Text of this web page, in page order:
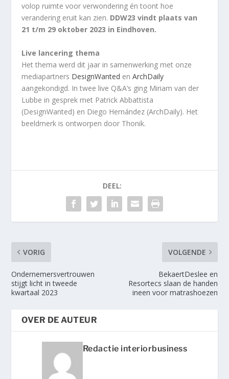
volop ruimte voor verwondering én toont hoe
verandering eruit kan zien. DDW23 vindt plaats van
21 t/m 29 oktober 2023 in Eindhoven.
Live lancering thema
Het thema werd dit jaar in samenwerking met onze
mediapartners DesignWanted enArchDaily
aangekondigd. In twee live Q&A’s ging Miriam van der
Lubbe in gesprek met Patrick Abbattista
(DesignWanted) en Diego Hernández (ArchDaily). Het
beeldmerk is ontworpen door Thonik.
DEEL:
VORIG
Ondernemersvertrouwen
stijgt licht in tweede
kwartaal 2023
VOLGENDE
BekaertDeslee en
Resortecs slaan de handen
ineen voor matrashoezen
OVER DE AUTEUR
Redactie interiorbusiness